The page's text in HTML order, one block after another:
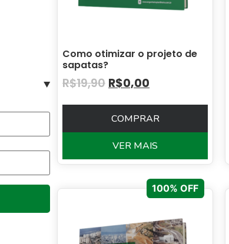
Como otimizar o projeto de
sapatas?
R$19,90 R$0,00
COMPRAR
VER MAIS
100% OFF